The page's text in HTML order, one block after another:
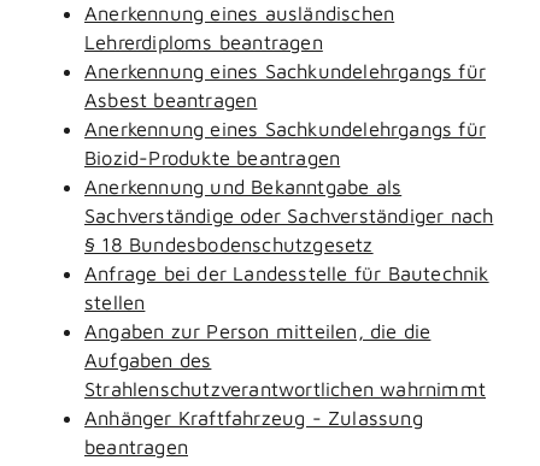
Anerkennung eines ausländischen
Lehrerdiploms beantragen
Anerkennung eines Sachkundelehrgangs für
Asbest beantragen
Anerkennung eines Sachkundelehrgangs für
Biozid-Produkte beantragen
Anerkennung und Bekanntgabe als
Sachverständige oder Sachverständiger nach
§ 18 Bundesbodenschutzgesetz
Anfrage bei der Landesstelle für Bautechnik
stellen
Angaben zur Person mitteilen, die die
Aufgaben des
Strahlenschutzverantwortlichen wahrnimmt
Anhänger Kraftfahrzeug - Zulassung
beantragen